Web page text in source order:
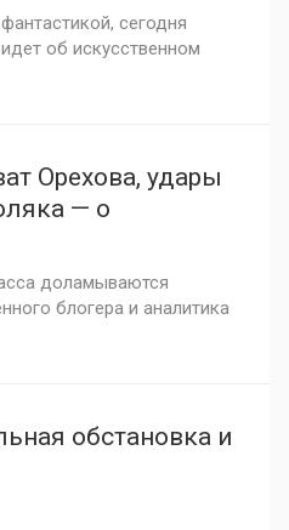
сегодня
об искусственном
Орехова, удары
— о
13 июня 2026
доламываются
блогера и аналитика
обстановка и